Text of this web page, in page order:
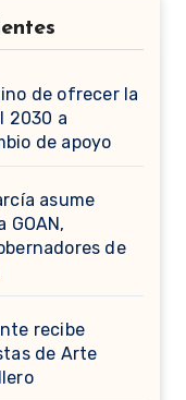
de ofrecer la
2030 a
de apoyo
asume
GOAN,
de
recibe
de Arte